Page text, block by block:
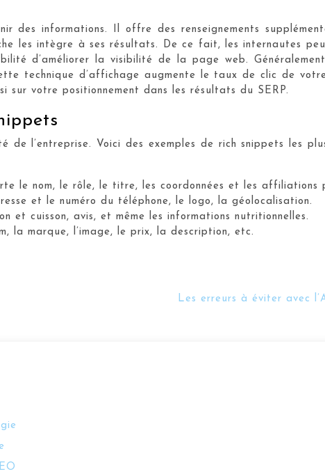
des informations. Il offre des renseignements
les intègre à ses résultats. De ce fait, les internautes
d’améliorer la visibilité de la page web.
technique d’affichage augmente le taux de clic de
votre positionnement dans les résultats du SERP.
l’entreprise. Voici des exemples de rich snippets les
le nom, le rôle, le titre, les coordonnées et les affiliations
et le numéro du téléphone, le logo, la géolocalisation.
cuisson, avis, et même les informations nutritionnelles.
la marque, l’image, le prix, la description, etc.
Les erreurs à éviter avec